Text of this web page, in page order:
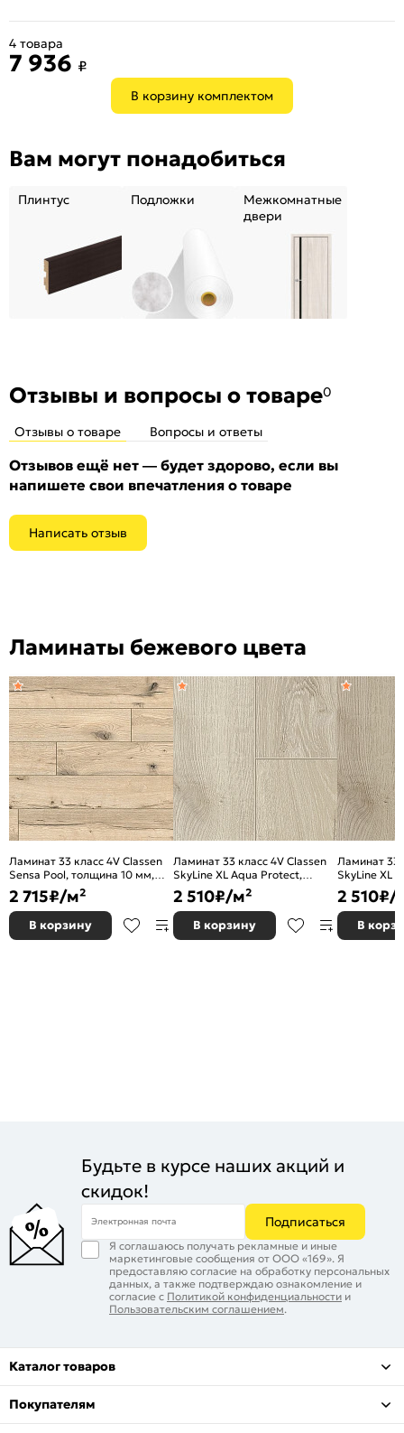
В корзину комплектом
4 товара
7 936 ₽
Вам могут понадобиться
Плинтус Подложки
Межкомнатные
двери
Отзывы и вопросы о товаре0
Отзывы о товаре Вопросы и ответы
Отзывов ещё нет — будет здорово, если вы
напишете свои впечатления о товаре
Написать отзыв
Ламинаты бежевого цвета
Ламинат 33 класс 4V Classen
Sensa Pool, толщина 10 мм,
56874 Oak sand
2 715₽/м²
В корзину
Ламинат 33 класс 4V Classen
SkyLine XL Aqua Protect,
толщина 8 мм, 56193 Carlos
2 510₽/м²
В корзину
Ламинат 33
SkyLine XL
толщина 8
2 510₽/
В
Будьте в курсе наших акций и
скидок!
Электронная почта Подписаться
Я соглашаюсь получать рекламные и иные
маркетинговые сообщения от ООО «169». Я
предоставляю согласие на обработку персональных
данных, а также подтверждаю ознакомление и
согласие с Политикой конфиденциальности и
Пользовательским соглашением.
Каталог товаров
Покупателям